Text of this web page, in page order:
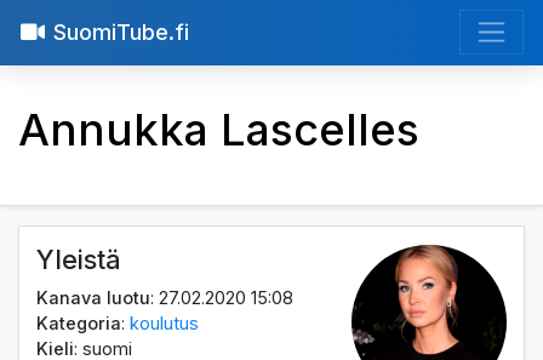
SuomiTube.fi
Annukka Lascelles
Yleistä
Kanava luotu: 27.02.2020 15:08
Kategoria:koulutus
Kieli: suomi